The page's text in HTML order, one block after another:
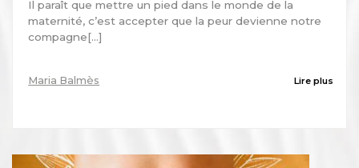
Il paraît que mettre un pied dans le monde de la
maternité, c’est accepter que la peur devienne notre
compagne[...]
Maria Balmès Lire plus